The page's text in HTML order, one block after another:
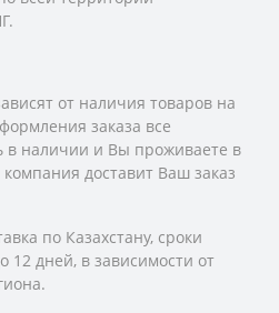
от наличия товаров на
заказа все
в наличии и Вы проживаете в
доставит Ваш заказ
по Казахстану, сроки
12 дней, в зависимости от